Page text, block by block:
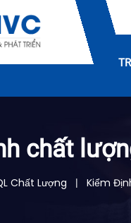
chất
Chất Lượng | Kiểm